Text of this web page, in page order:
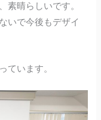
素晴らしいです。
いで今後もデザイ
ています。